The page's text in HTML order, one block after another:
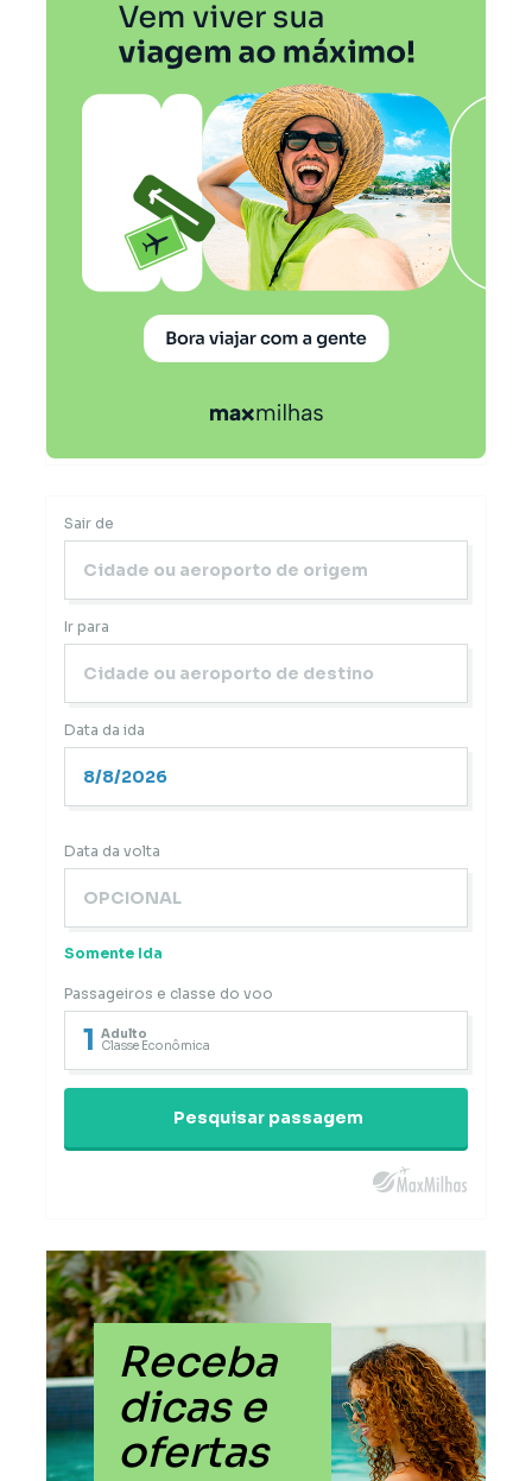
Sair de
Ir para
Data da ida
Data da volta
Somente Ida
Passageiros e classe do voo
1 Adulto
Classe Econômica
Pesquisar passagem
Receba
dicas e
ofertas